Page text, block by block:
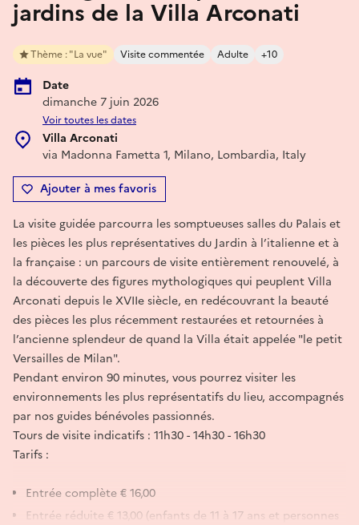
jardins de la Villa Arconati
Thème : "La vue" Visite commentée Adulte +10
Date
dimanche 7 juin 2026
Voir toutes les dates
Villa Arconati
via Madonna Fametta 1, Milano, Lombardia, Italy
Ajouter à mes favoris
La visite guidée parcourra les somptueuses salles du Palais et
les pièces les plus représentatives du Jardin à l’italienne et à
la française : un parcours de visite entièrement renouvelé, à
la découverte des figures mythologiques qui peuplent Villa
Arconati depuis le XVIIe siècle, en redécouvrant la beauté
des pièces les plus récemment restaurées et retournées à
l’ancienne splendeur de quand la Villa était appelée "le petit
Versailles de Milan".
Pendant environ 90 minutes, vous pourrez visiter les
environnements les plus représentatifs du lieu, accompagnés
par nos guides bénévoles passionnés.
Tours de visite indicatifs : 11h30 - 14h30 - 16h30
Tarifs :
Entrée complète € 16,00
Entrée réduite € 13,00 (enfants de 11 à 17 ans et personnes